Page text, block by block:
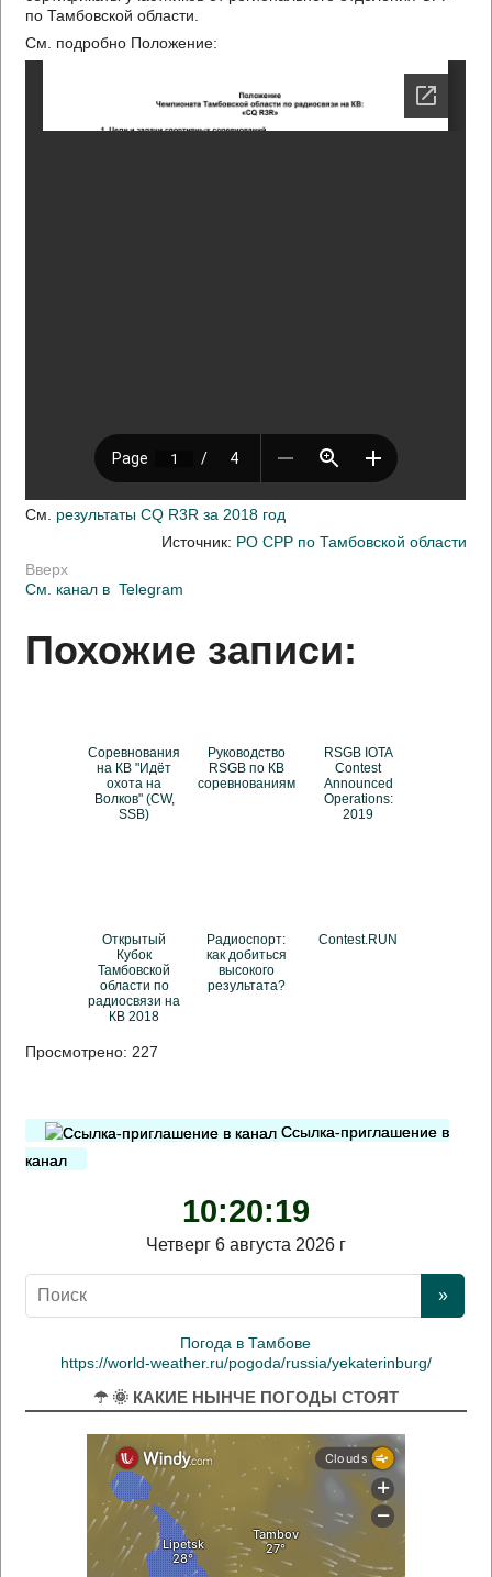
по Тамбовской области.
См. подробно Положение:
См. результаты CQ R3R за 2018 год
Источник: РО СРР по Тамбовской области
Вверх
См. канал в Telegram
Похожие записи:
Соревнования
на КВ "Идёт
охота на
Волков" (CW,
SSB)
Руководство
RSGB по КВ
соревнованиям
RSGB IOTA
Contest
Announced
Operations:
2019
Открытый
Кубок
Тамбовской
области по
радиосвязи на
КВ 2018
Радиоспорт:
как добиться
высокого
результата?
Contest.RUN
Просмотрено: 227
Ссылка-приглашение в
канал
10:20:19
Четверг 6 августа 2026 г
Погода в Тамбове
https://world-weather.ru/pogoda/russia/yekaterinburg/
☂ 🌞 КАКИЕ НЫНЧЕ ПОГОДЫ СТОЯТ